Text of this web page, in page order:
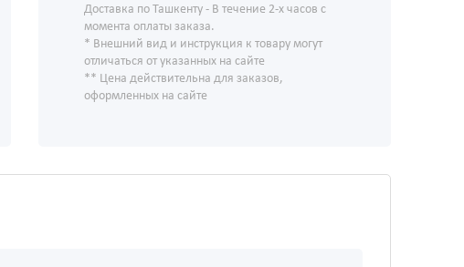
Доставка по Ташкенту - В течение 2-х часов с
момента оплаты заказа.
* Внешний вид и инструкция к товару могут
отличаться от указанных на сайте
** Цена действительна для заказов,
оформленных на сайте